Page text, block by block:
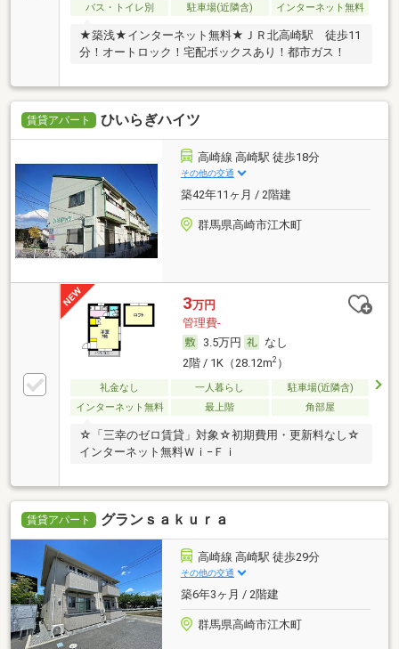
バス・トイレ別
駐車場(近隣含) インターネット無料
★築浅★インターネット無料★ＪＲ北高崎駅 徒歩11
分！オートロック！宅配ボックスあり！都市ガス！
賃貸アパート ひいらぎハイツ
高崎線 高崎駅 徒歩18分
その他の交通
築42年11ヶ月 / 2階建
群馬県高崎市江木町
3万円
管理費-
3.5万円
なし
2階 / 1K（28.12m2）
礼金なし 一人暮らし
駐車場(近隣含)
インターネット無料
最上階 角部屋
☆「三幸のゼロ賃貸」対象☆初期費用・更新料なし☆
インターネット無料Ｗｉ−Ｆｉ
賃貸アパート グランｓａｋｕｒａ
高崎線 高崎駅 徒歩29分
その他の交通
築6年3ヶ月 / 2階建
群馬県高崎市江木町